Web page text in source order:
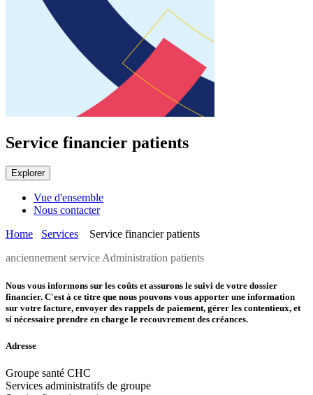
Service financier patients
Explorer
Vue d'ensemble
Nous contacter
Home
Services
Service financier patients
anciennement service Administration patients
Nous vous informons sur les coûts et assurons le suivi de votre dossier
financier. C'est à ce titre que nous pouvons vous apporter une information
sur votre facture, envoyer des rappels de paiement, gérer les contentieux, et
si nécessaire prendre en charge le recouvrement des créances.
Adresse
Groupe santé CHC
Services administratifs de groupe